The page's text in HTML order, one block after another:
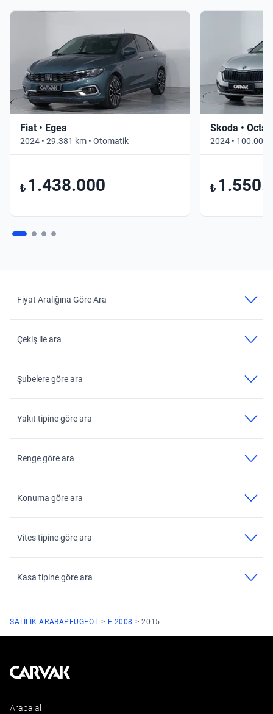
Fiat • Egea
2024 • 29.381 km • Otomatik
₺ 1.438.000
Skoda •
2024 • 100.000
₺
Fiyat Aralığına Göre Ara
Çekiş ile ara
Şubelere göre ara
Yakıt tipine göre ara
Renge göre ara
Konuma göre ara
Vites tipine göre ara
Kasa tipine göre ara
SATILIK ARABAPEUGEOT E 2008 2015
Kavak
Araba al